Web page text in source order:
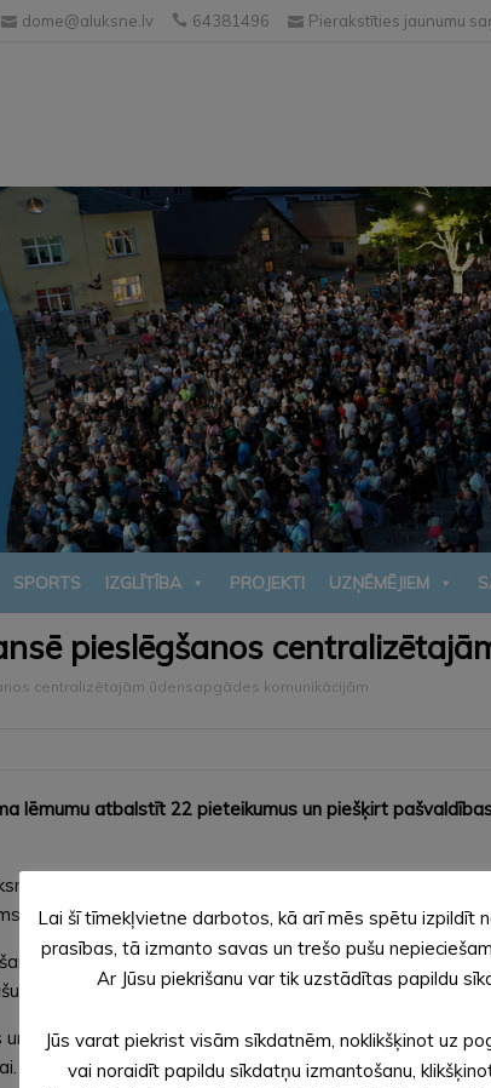
dome@aluksne.lv 64381496 Pierakstīties jaunumu
SPORTS IZGLĪTĪBA PROJEKTI UZŅĒMĒJIEM
pieslēgšanos
centralizētajām ūdensapgādes komunikācijām
lēmumu atbalstīt 22 pieteikumus un piešķirt
pilsētā, kā arī pa vienam Alsviķu, Ziemera un
piešķirt, jo tas neatbilda saistošo noteikumu
centralizētajai ūdensapgādes un/vai kanalizācijas
pieslēgšanai centralizētajai ūdensapgādes un/vai
būvdarbu izmaksu segšanai 50% apmērā, bet ne
Pašvaldība pieteikšanos līdzfinansējuma saņemšanai
Lai šī tīmekļvietne darbotos, kā arī mēs spētu izpildīt
prasības, tā izmanto savas un trešo pušu
Ar Jūsu piekrišanu var tik uzstādītas papildu
Jūs varat piekrist visām sīkdatnēm, noklikšķinot uz
vai noraidīt papildu sīkdatņu izmantošanu,